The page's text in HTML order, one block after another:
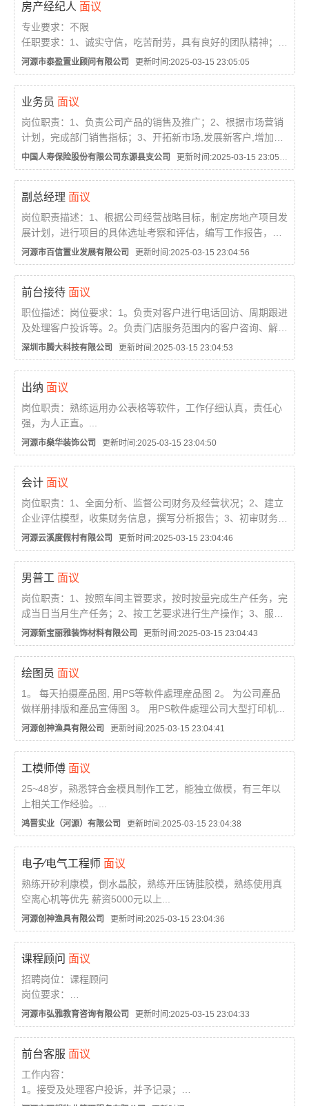
房产经纪人 面议
专业要求：不限
任职要求：1、诚实守信，吃苦耐劳，具有良好的团队精神；
2、能承受较强的工作压力，愿意挑战高薪；
3、普通话流利。...
河源市泰盈置业顾问有限公司 更新时间:2025-03-15 23:05:05
业务员 面议
岗位职责：1、负责公司产品的销售及推广；2、根据市场营销
计划，完成部门销售指标；3、开拓新市场,发展新客户,增加产
品销售范围；4、负责辖区市场信息的收集及竞争对手的分析；
5、负责销售区域内销售活动的策划和执行，完成销售任...
中国人寿保险股份有限公司东源县支公司 更新时间:2025-03-15 23:05:00
副总经理 面议
岗位职责描述：1、根据公司经营战略目标，制定房地产项目发
展计划，进行项目的具体选址考察和评估，编写工作报告，进
行项目决策，负责项目的沟通谈判工作。2、按照工程开发计划
对前期、设计、营销、成本、财务、质量、进度、安...
河源市百信置业发展有限公司 更新时间:2025-03-15 23:04:56
前台接待 面议
职位描述：岗位要求：1。负责对客户进行电话回访、周期跟进
及处理客户投诉等。2。负责门店服务范围内的客户咨询、解
答，上门客户的接待、受理与解释工作。3。负责客户手机维修
进度的查询、跟进。任职要求：1。男女不限，大专...
深圳市腾大科技有限公司 更新时间:2025-03-15 23:04:53
出纳 面议
岗位职责：熟练运用办公表格等软件，工作仔细认真，责任心
强，为人正直。...
河源市燊华装饰公司 更新时间:2025-03-15 23:04:50
会计 面议
岗位职责：1、全面分析、监督公司财务及经营状况；2、建立
企业评估模型，收集财务信息，撰写分析报告；3、初审财务报
表，提供初审意见；4、审定实施的财务方案，提出改进意见和
决策支持；5、研究分析公司成本收益情况；6、协助和配合
预...
河源云溪度假村有限公司 更新时间:2025-03-15 23:04:46
男普工 面议
岗位职责：1、按照车间主管要求，按时按量完成生产任务，完
成当日当月生产任务；2、按工艺要求进行生产操作；3、服从
领导安排，完成本岗以外的技术学习任务；4、完成领导交办的
临时工作。任职资格：1、25周岁以上，初中以上学历；2、
吃...
河源新宝丽雅装饰材料有限公司 更新时间:2025-03-15 23:04:43
绘图员 面议
1。 每天拍摄產品图, 用PS等軟件處理産品图 2。 为公司產品
做样册排版和產品宣傳图 3。 用PS軟件處理公司大型打印机...
河源创神渔具有限公司 更新时间:2025-03-15 23:04:41
工模师傅 面议
25~48岁，熟悉锌合金模具制作工艺，能独立做模，有三年以
上相关工作经验。...
鸿晋实业（河源）有限公司 更新时间:2025-03-15 23:04:38
电子∕电气工程师 面议
熟练开矽利康模，倒水晶胶，熟练开压铸胿胶模，熟练使用真
空离心机等优先 薪资5000元以上...
河源创神渔具有限公司 更新时间:2025-03-15 23:04:36
课程顾问 面议
招聘岗位：课程顾问
岗位要求：
年龄20-35岁，专科及以上学历，专业不限，营销类相关专业
可优先；擅长沟通、自我驱动力强、抗压能力强；
具有持续学习能力；有一年教育培训行业销售或相关经验优
先；性格外向，正能量，真诚，爱心，感恩，热爱教...
河源市弘雅教育咨询有限公司 更新时间:2025-03-15 23:04:33
前台客服 面议
工作内容：
1。接受及处理客户投诉，并予记录；